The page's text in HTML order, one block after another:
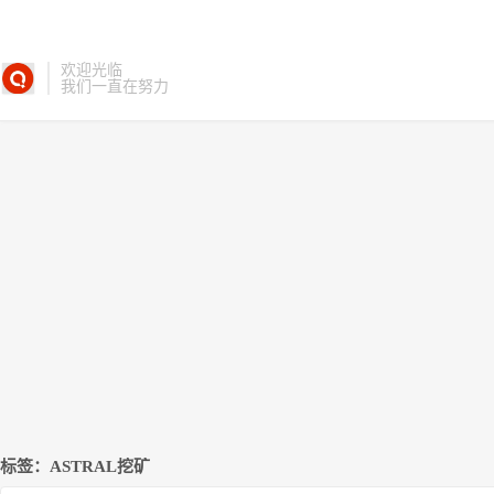
欢迎光临
我们一直在努力
标签：ASTRAL挖矿